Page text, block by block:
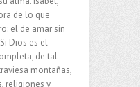
de lo que
el de amar sin
Dios es el
de tal
montañas,
religiones y